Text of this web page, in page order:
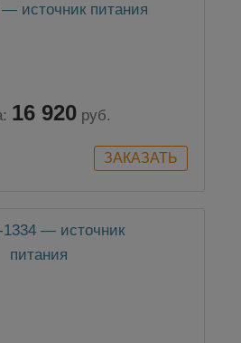
источник питания
16 920 руб.